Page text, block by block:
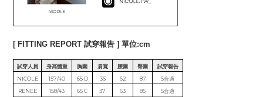
[ FITTING REPORT 試穿報告 ] 單位:cm
試穿人員 身高體重 胸圍 肩寬 腰圍 臀圍
試穿報告
NICOLE
157/40 65 D 36 62 87
S合適
RENEE
158/43 65 C 37 63 85
S合適